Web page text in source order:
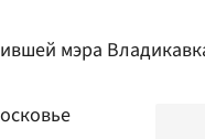
мэра